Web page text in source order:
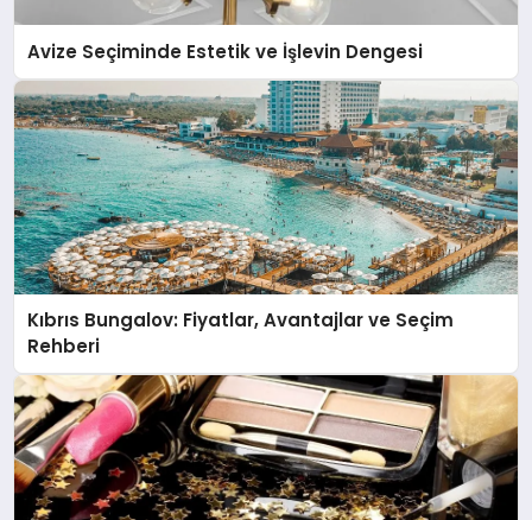
Avize Seçiminde Estetik ve İşlevin Dengesi
Kıbrıs Bungalov: Fiyatlar, Avantajlar ve Seçim
Rehberi